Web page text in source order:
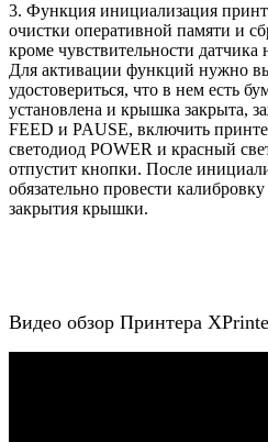
3. Функция инициализация
очистки оперативной памяти и
кроме чувствительности датчика
Для активации функций нужно
удостовериться, что в нем есть
установлена и крышка закрыта,
FEED и PAUSE, включить
светодиод POWER и красный
отпустит кнопки. После
обязательно провести
закрытия крышки.
Видео обзор Принтера